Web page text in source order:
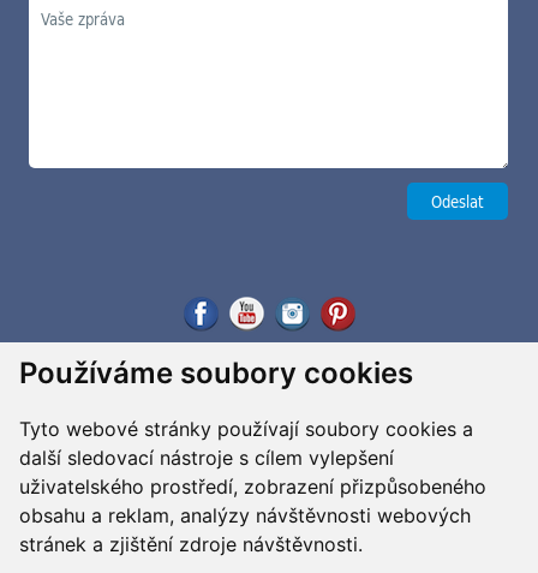
Používáme soubory cookies
Tyto webové stránky používají soubory cookies a
další sledovací nástroje s cílem vylepšení
uživatelského prostředí, zobrazení přizpůsobeného
obsahu a reklam, analýzy návštěvnosti webových
stránek a zjištění zdroje návštěvnosti.